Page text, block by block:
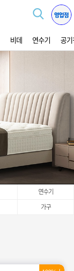
비데 연수기 공
연수기
가구